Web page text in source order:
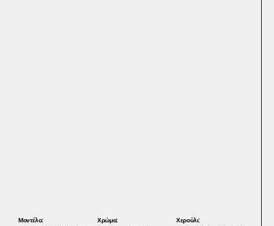
Μοντέλο: Χρώμα: Χερούλι: